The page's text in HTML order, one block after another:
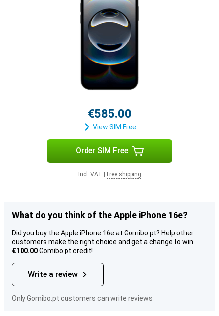
€585.00
View SIM Free
Order SIM Free
Incl. VAT Free shipping
What do you think of the Apple iPhone 16e?
Did you buy the Apple iPhone 16e at Gomibo.pt? Help other
customers make the right choice and get a change to win
€100.00Gomibo.pt credit!
Write a review
Only Gomibo.pt customers can write reviews.